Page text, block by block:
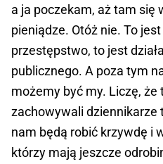
a ja poczekam, aż tam się
pieniądze. Otóż nie. To
przestępstwo, to jest
publicznego. A poza tym
możemy być my. Liczę, że
zachowywali dziennikarze
nam będą robić krzywdę i
którzy mają jeszcze